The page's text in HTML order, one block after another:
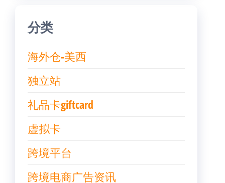
分类
海外仓-美西
独立站
礼品卡giftcard
虚拟卡
跨境平台
跨境电商广告资讯